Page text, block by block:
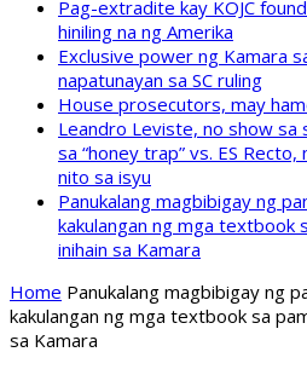
Pag-extradite kay KOJC
hiniling na ng Amerika
Exclusive power ng Kamara
napatunayan sa SC ruling
House prosecutors, may
Leandro Leviste, no show sa
sa “honey trap” vs. ES
nito sa isyu
Panukalang magbibigay ng
kakulangan ng mga textbook
inihain sa Kamara
Home Panukalang magbibigay ng
kakulangan ng mga textbook sa
sa Kamara